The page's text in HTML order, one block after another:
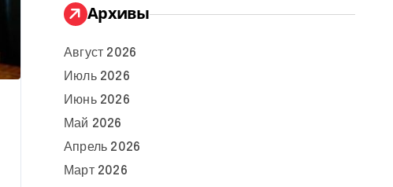
Архивы
Август 2026
Июль 2026
Июнь 2026
Май 2026
Апрель 2026
Март 2026